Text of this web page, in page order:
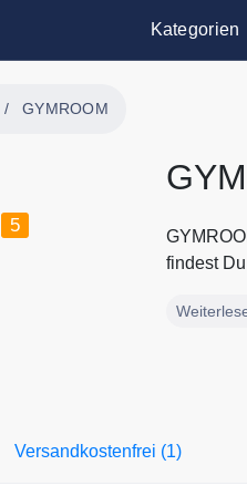
Kategorien
GYMROOM
5
findest
durch
Versandkostenfrei (1)